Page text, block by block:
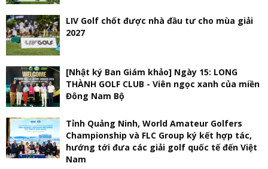
LIV Golf chốt được nhà đầu tư cho mùa giải
2027
[Nhật ký Ban Giám khảo] Ngày 15: LONG
THÀNH GOLF CLUB - Viên ngọc xanh của miền
Đông Nam Bộ
Tỉnh Quảng Ninh, World Amateur Golfers
Championship và FLC Group ký kết hợp tác,
hướng tới đưa các giải golf quốc tế đến Việt
Nam